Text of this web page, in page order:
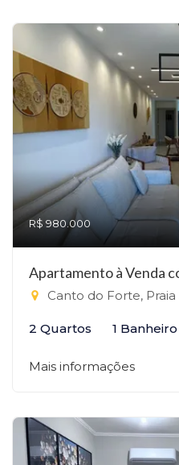
R$ 980.000
Apartamento à Venda
Canto do Forte, Praia
2 Quartos 1 Banheiro
Mais informações